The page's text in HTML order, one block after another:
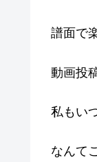
譜面で
動画投
私もい
なんて